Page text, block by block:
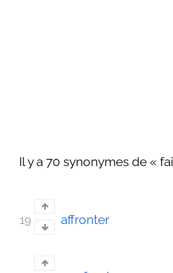
Il y a 70 synonymes de «
19 affronter